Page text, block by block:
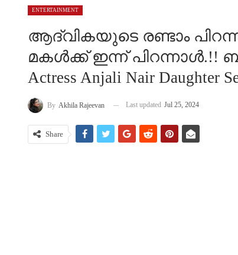
ENTERTAINMENT
ആദ്വികയുടെ രണ്ടാം
മകൾക്ക് ഇന്ന്
Actress Anjali Nair Daughter
By Akhila Rajeevan Last updated Jul 25, 2024
Share